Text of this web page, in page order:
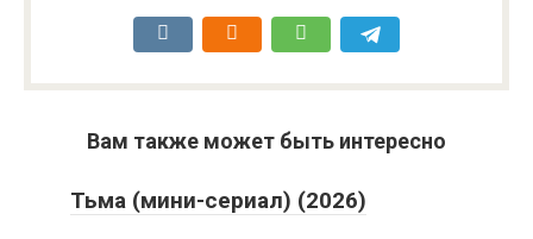
Вам также может быть интересно
Тьма (мини-сериал) (2026)